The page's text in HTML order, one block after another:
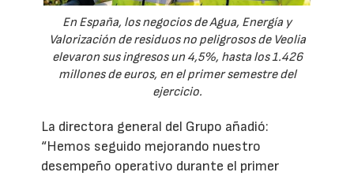
En España, los negocios de Agua, Energía y
Valorización de residuos no peligrosos de Veolia
elevaron sus ingresos un 4,5%, hasta los 1.426
millones de euros, en el primer semestre del
ejercicio.
La directora general del Grupo añadió:
“Hemos seguido mejorando nuestro
desempeño operativo durante el primer